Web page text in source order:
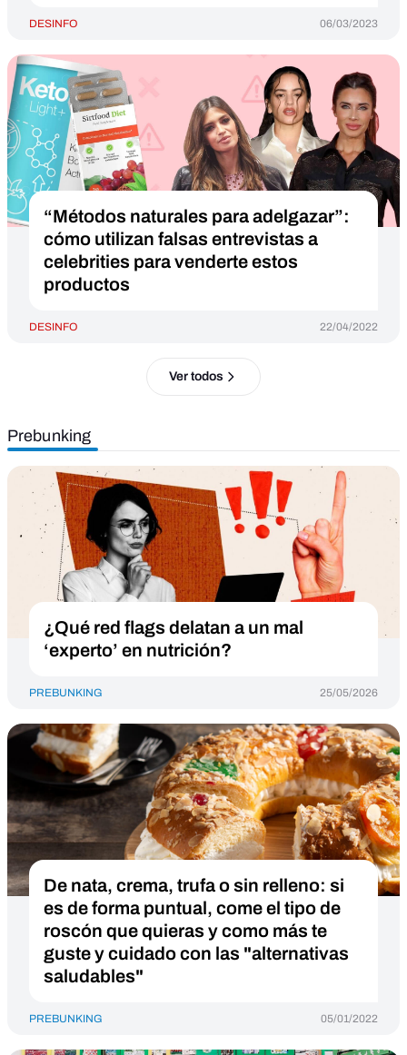
DESINFO 06/03/2023
“Métodos naturales para adelgazar”:
cómo utilizan falsas entrevistas a
celebrities para venderte estos
productos
DESINFO 22/04/2022
Ver todos
Prebunking
¿Qué red flags delatan a un mal
‘experto’ en nutrición?
PREBUNKING 25/05/2026
De nata, crema, trufa o sin relleno: si
es de forma puntual, come el tipo de
roscón que quieras y como más te
guste y cuidado con las "alternativas
saludables"
PREBUNKING 05/01/2022